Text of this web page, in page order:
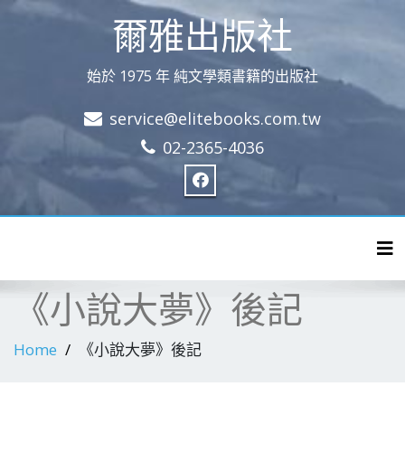
爾雅出版社
始於 1975 年 純文學類書籍的出版社
service@elitebooks.com.tw
02-2365-4036
《小說大夢》後記
Home 《小說大夢》後記